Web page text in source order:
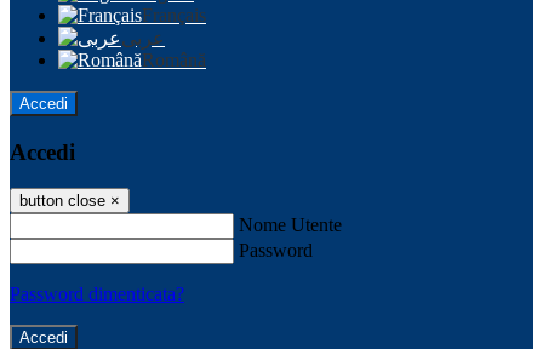
Français
عربى
Română
Accedi
Accedi
button close ×
Nome Utente
Password
Password dimenticata?